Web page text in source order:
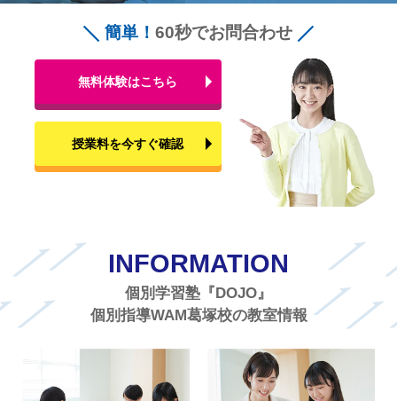
簡単！ 60秒でお問合わせ
無料体験はこちら
授業料を今すぐ確認
INFORMATION
個別学習塾『DOJO』
個別指導WAM葛塚校の教室情報